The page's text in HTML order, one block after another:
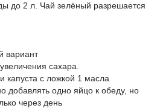
до 2 л. Чай зелёный разрешается
вариант
сахара.
капуста с ложкой 1 масла
добавлять одно яйцо к обеду, но
через день